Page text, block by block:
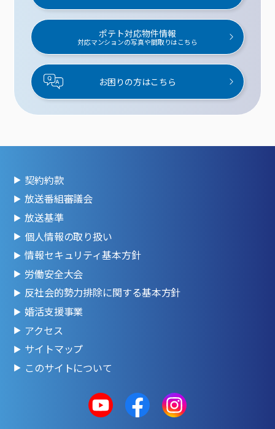
ポテト対応物件情報
対応マンションの写真や間取りはこちら
お困りの方はこちら
契約約款
放送番組審議会
放送基準
個人情報の取り扱い
情報セキュリティ基本方針
労働安全大会
反社会的勢力排除に関する基本方針
婚活支援事業
アクセス
サイトマップ
このサイトについて